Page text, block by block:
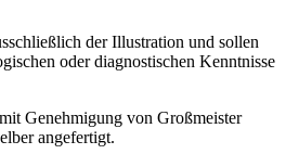
der Illustration und sollen
oder diagnostischen Kenntnisse
Genehmigung von Großmeister
angefertigt.